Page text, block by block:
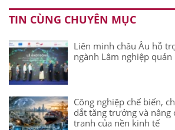
TIN CÙNG CHUYÊN MỤC
Liên minh châu Âu hỗ
ngành Lâm nghiệp
Công nghiệp chế biến,
dắt tăng trưởng và nâng
tranh của nền kinh tế